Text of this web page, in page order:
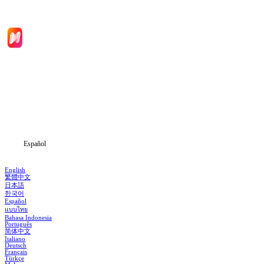
Español
English
繁體中文
日本語
한국어
Español
แบบไทย
Bahasa Indonesia
Português
简体中文
Italiano
Deutsch
Français
Türkçe